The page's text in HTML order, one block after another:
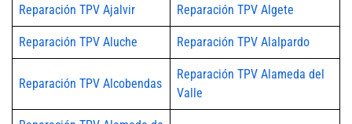
Reparación TPV Ajalvir Reparación TPV Algete
Reparación TPV Aluche Reparación TPV Alalpardo
Reparación TPV Alcobendas
Reparación TPV Alameda del
Valle